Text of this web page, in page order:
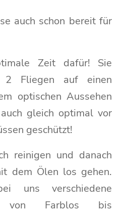
auch schon bereit für
Zeit dafür! Sie
2 Fliegen auf einen
optischen Aussehen
gleich optimal vor
geschützt!
reinigen und danach
dem Ölen los gehen.
uns verschiedene
von Farblos bis